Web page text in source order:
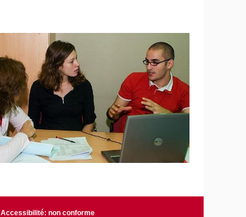
Accessibilité: non conforme